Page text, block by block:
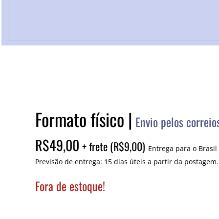
Formato físico | Envio pelos
R$49,00 + frete (R$9,00) Entrega para o Brasil
Previsão de entrega: 15 dias úteis a partir da
Fora de estoque!